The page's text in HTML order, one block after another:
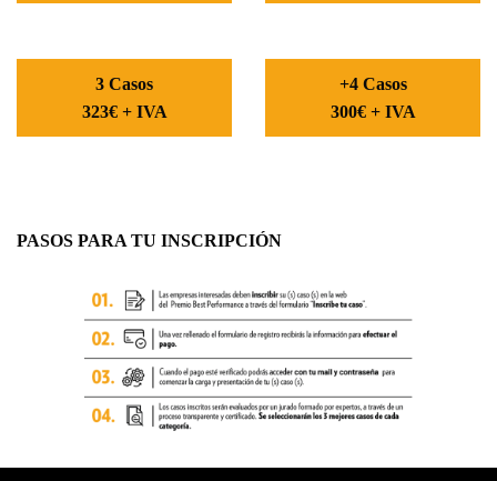
3 Casos
323€ + IVA
+4 Casos
300€ + IVA
PASOS PARA TU INSCRIPCIÓN